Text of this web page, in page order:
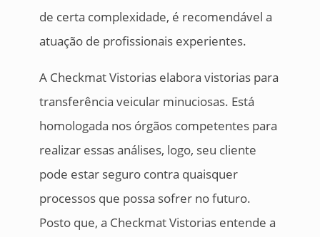
de certa complexidade, é recomendável a
atuação de profissionais experientes.
A Checkmat Vistorias elabora vistorias para
transferência veicular minuciosas. Está
homologada nos órgãos competentes para
realizar essas análises, logo, seu cliente
pode estar seguro contra quaisquer
processos que possa sofrer no futuro.
Posto que, a Checkmat Vistorias entende a